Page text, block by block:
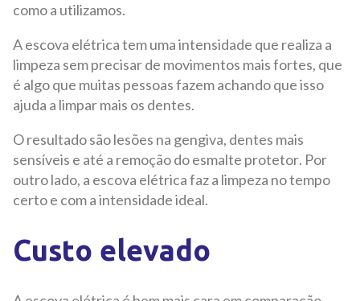
como a utilizamos.
A escova elétrica tem uma intensidade que realiza a
limpeza sem precisar de movimentos mais fortes, que
é algo que muitas pessoas fazem achando que isso
ajuda a limpar mais os dentes.
O resultado são lesões na gengiva, dentes mais
sensíveis e até a remoção do esmalte protetor. Por
outro lado, a escova elétrica faz a limpeza no tempo
certo e com a intensidade ideal.
Custo elevado